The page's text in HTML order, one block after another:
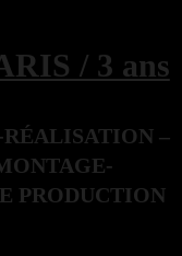
/ 3 ans
–
PRODUCTION